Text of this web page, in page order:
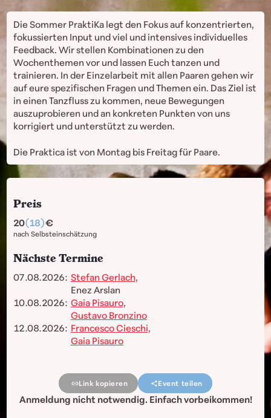
Die Sommer PraktiKa legt den Fokus auf konzentrierten,
fokussierten Input und viel und intensives individuelles
Feedback. Wir stellen Kombinationen zu den
Wochenthemen vor und lassen Euch tanzen und
trainieren. In der Einzelarbeit mit allen Paaren gehen wir
auf eure spezifischen Fragen und Themen ein. Das Ziel ist
in einen Tanzfluss zu kommen, neue Bewegungen
auszuprobieren und an konkreten Punkten von uns
korrigiert und unterstützt zu werden.
Die Praktica ist von Montag bis Freitag für Paare.
Preis
nach Selbsteinschätzung
20(18)
Nächste Termine
07.08.2026: Stefan Gerlach,
Enez Arslan
10.08.2026: Gaia Pisauro,
Gustavo Bronzino
12.08.2026: Francesco Cieschi,
Gaia Pisauro
Link kopieren Event teilen
Anmeldung nicht notwendig. Einfach vorbeikommen!